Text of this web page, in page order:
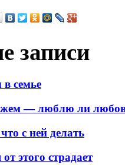
записи
семье
— люблю ли
с ней делать
этого страдает